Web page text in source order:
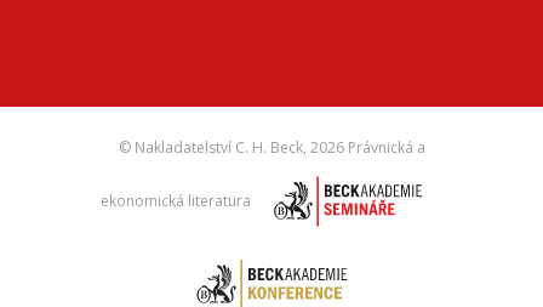
© Nakladatelství C. H. Beck, 2026 Právnická a
ekonomická literatura